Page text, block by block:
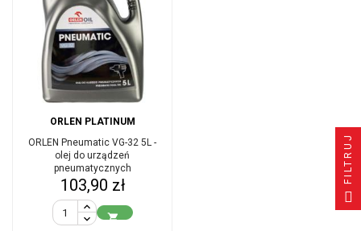
ORLEN PLATINUM
ORLEN Pneumatic VG-32 5L -
olej do urządzeń
pneumatycznych
Cena
103,90 zł

FILTRUJ